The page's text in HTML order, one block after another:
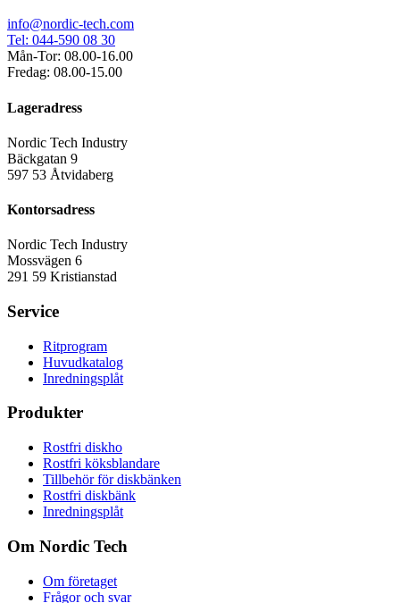
info@nordic-tech.com
Tel: 044-590 08 30
Mån-Tor: 08.00-16.00
Fredag: 08.00-15.00
Lageradress
Nordic Tech Industry
Bäckgatan 9
597 53 Åtvidaberg
Kontorsadress
Nordic Tech Industry
Mossvägen 6
291 59 Kristianstad
Service
Ritprogram
Huvudkatalog
Inredningsplåt
Produkter
Rostfri diskho
Rostfri köksblandare
Tillbehör för diskbänken
Rostfri diskbänk
Inredningsplåt
Om Nordic Tech
Om företaget
Frågor och svar